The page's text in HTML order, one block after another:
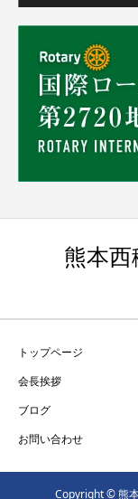
熊本
トップページ
会長挨拶
ブログ
お問い合わせ
Copyright © 熊